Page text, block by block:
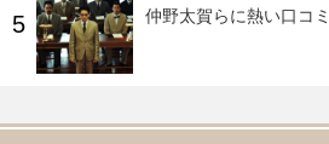
仲野太賀らに熱い口コ